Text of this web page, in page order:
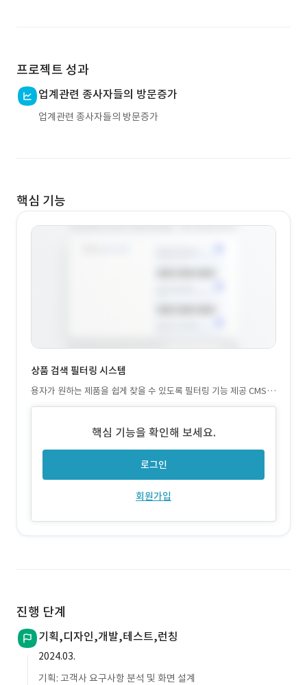
프로젝트 성과
업계관련 종사자들의 방문증가
업계관련 종사자들의 방문증가
핵심 기능
상품 검색 필터링 시스템
용자가 원하는 제품을 쉽게 찾을 수 있도록 필터링 기능 제공 CMS
기반 관리자 페이지: 상품 및 콘텐츠를 손쉽게 추가 및 수정 가능 반
핵심 기능을 확인해 보세요.
로그인
회원가입
진행 단계
기획,디자인,개발,테스트,런칭
2024.03.
기획: 고객사 요구사항 분석 및 화면 설계